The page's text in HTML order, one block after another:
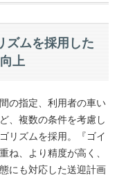
ズムを採用した
上
の指定、利用者の車い
、複数の条件を考慮し
リズムを採用。『ゴイ
ね、より精度が高く、
にも対応した送迎計画